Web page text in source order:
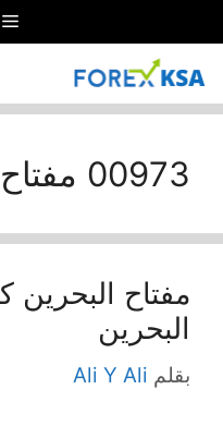
المحتوى
00973 مفتاح اي دولة
مفتاح
البحرين
بقلم Ali Y Ali